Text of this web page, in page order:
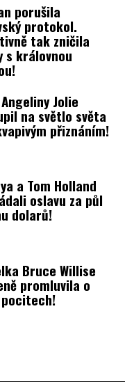
porušila
protokol.
tak zničila
s královnou
Jolie
na světlo světa
přiznáním!
a Tom Holland
oslavu za půl
dolarů!
Bruce Willise
promluvila o